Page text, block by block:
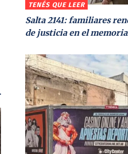
TENÉS QUE LEER
Salta 2141: familiares
de justicia en el